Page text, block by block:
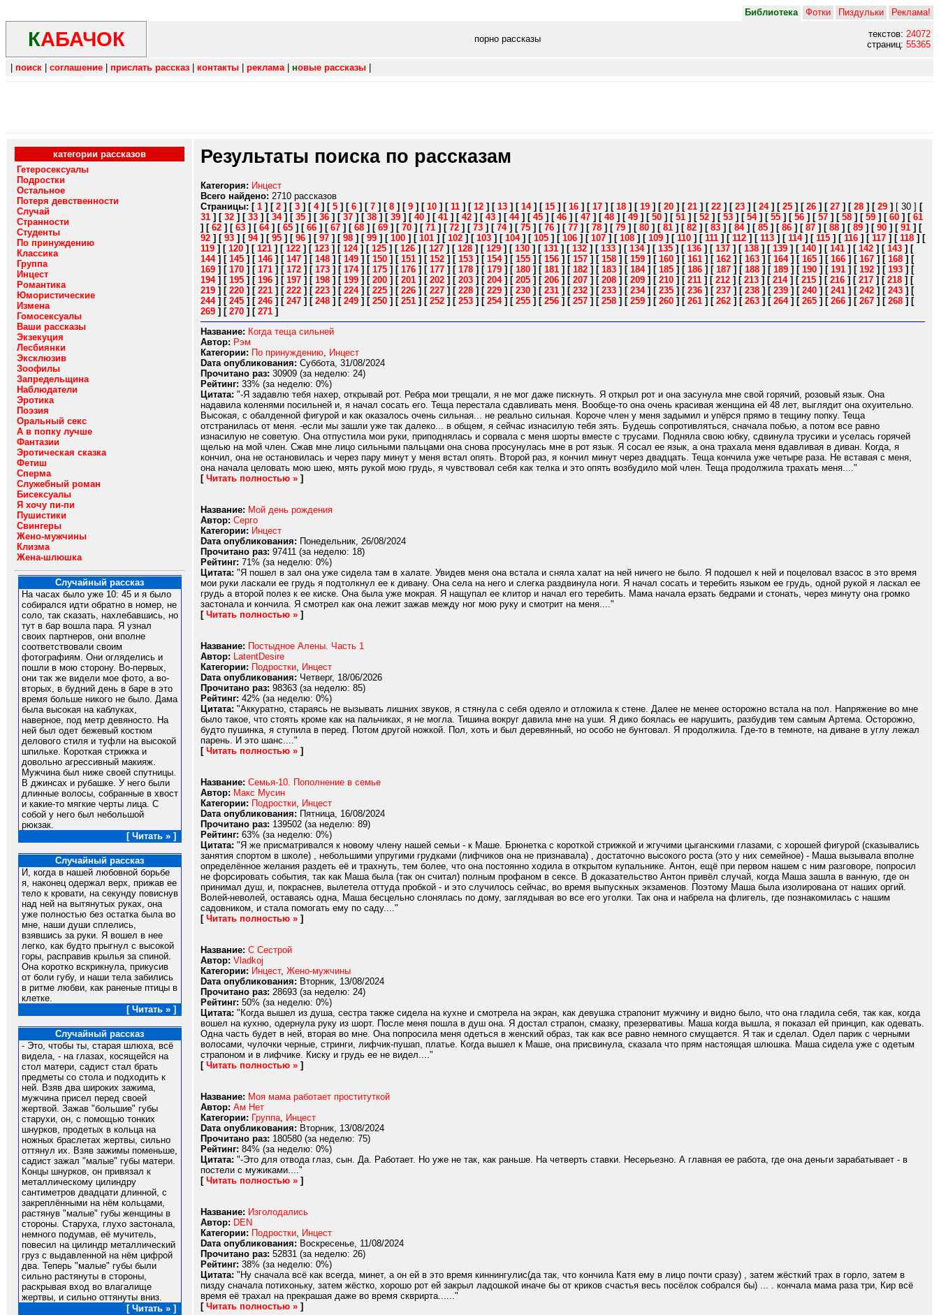
Библиотека Фотки Пиздульки Реклама!
КАБАЧОК порно рассказы текстов: 24072
страниц: 55365
поиск соглашение прислать рассказ контакты реклама| новые рассказы
категории рассказов
Гетеросексуалы
Подростки
Остальное
Потеря девственности
Случай
Странности
Студенты
По принуждению
Классика
Группа
Инцест
Романтика
Юмористические
Измена
Гомосексуалы
Ваши рассказы
Экзекуция
Лесбиянки
Эксклюзив
Зоофилы
Запредельщина
Наблюдатели
Эротика
Поэзия
Оральный секс
А в попку лучше
Фантазии
Эротическая сказка
Фетиш
Сперма
Служебный роман
Бисексуалы
Я хочу пи-пи
Пушистики
Свингеры
Жено-мужчины
Клизма
Жена-шлюшка
Случайный рассказ
На часах было уже 10: 45 и я было
собирался идти обратно в номер, не
соло, так сказать, нахлебавшись, но
тут в бар вошла пара. Я узнал
своих партнеров, они вполне
соответствовали своим
фотографиям. Они огляделись и
пошли в мою сторону. Во-первых,
они так же видели мое фото, а во-
вторых, в будний день в баре в это
время больше никого не было. Дама
была высокая на каблуках,
наверное, под метр девяносто. На
ней был одет бежевый костюм
делового стиля и туфли на высокой
шпильке. Короткая стрижка и
довольно агрессивный макияж.
Мужчина был ниже своей спутницы.
В джинсах и рубашке. У него были
длинные волосы, собранные в хвост
и какие-то мягкие черты лица. С
собой у него был небольшой
рюкзак.
[ Читать » ]
Случайный рассказ
И, когда в нашей любовной борьбе
я, наконец одержал верх, прижав ее
тело к кровати, на секунду повиснув
над ней на вытянутых руках, она
уже полностью без остатка была во
мне, наши души сплелись,
взявшись за руки. Я вошел в нее
легко, как будто прыгнул с высокой
горы, расправив крылья за спиной.
Она коротко вскрикнула, прикусив
от боли губу, и наши тела забились
в ритме любви, как раненые птицы в
клетке.
[ Читать » ]
Случайный рассказ
- Это, чтобы ты, старая шлюха, всё
видела, - на глазах, косящейся на
стол матери, садист стал брать
предметы со стола и подходить к
ней. Взяв два широких зажима,
мужчина присел перед своей
жертвой. Зажав "большие" губы
старухи, он, с помощью тонких
шнурков, продетых в кольца на
ножных браслетах жертвы, сильно
оттянул их. Взяв зажимы поменьше,
садист зажал "малые" губы матери.
Концы шнурков, он привязал к
металлическому цилиндру
сантиметров двадцати длинной, с
закреплёнными на нём кольцами,
растянув "малые" губы женщины в
стороны. Старуха, глухо застонала,
немного подумав, её мучитель,
повесил на цилиндр металлический
груз с выдавленной на нём цифрой
два. Теперь "малые" губы были
сильно растянуты в стороны,
раскрывая вход во влагалище
жертвы, и сильно оттянуты вниз.
[ Читать » ]
Результаты поиска по рассказам
Категория: Инцест
Всего найдено: 2710 рассказов
Страницы: [ 1 ] [ 2 ] [ 3 ] [ 4] [ 5 ] [ 6 ] [ 7 ] [ 8 ] [ 9 ] [ 10 ] [ 11 ] [ 12 ] [ 13 ] [ 14] [ 15 ] [ 16 ] [ 17 ] [ 18 ] [ 19 ] [ 20 ] [ 21 ] [ 22 ] [ 23 ] [ 24] [ 25 ] [ 26 ] [ 27 ] [ 28 ] [ 29 ] [ 30 ] [
31 ] [ 32 ] [ 33 ] [ 34] [ 35 ] [ 36 ] [ 37 ] [ 38 ] [ 39 ] [ 40 ] [ 41 ] [ 42 ] [ 43 ] [ 44] [ 45 ] [ 46 ] [ 47 ] [ 48 ] [ 49 ] [ 50 ] [ 51 ] [ 52 ] [ 53 ] [ 54] [ 55 ] [ 56 ] [ 57 ] [ 58 ] [ 59 ] [ 60 ] [ 61
] [ 62 ] [ 63 ] [ 64] [ 65 ] [ 66 ] [ 67 ] [ 68 ] [ 69 ] [ 70 ] [ 71 ] [ 72 ] [ 73 ] [ 74] [ 75 ] [ 76 ] [ 77 ] [ 78 ] [ 79 ] [ 80 ] [ 81 ] [ 82 ] [ 83 ] [ 84] [ 85 ] [ 86 ] [ 87 ] [ 88 ] [ 89 ] [ 90 ] [ 91 ] [
92 ] [ 93 ] [ 94] [ 95 ] [ 96 ] [ 97 ] [ 98 ] [ 99 ] [ 100 ] [ 101 ] [ 102 ] [ 103 ] [ 104] [ 105 ] [ 106 ] [ 107 ] [ 108 ] [ 109 ] [ 110 ] [ 111 ] [ 112 ] [ 113 ] [ 114] [ 115 ] [ 116 ] [ 117 ] [ 118 ] [
119 ] [ 120 ] [ 121 ] [ 122 ] [ 123 ] [ 124] [ 125 ] [ 126 ] [ 127 ] [ 128 ] [ 129 ] [ 130 ] [ 131 ] [ 132 ] [ 133 ] [ 134] [ 135 ] [ 136 ] [ 137 ] [ 138 ] [ 139 ] [ 140 ] [ 141 ] [ 142 ] [ 143 ] [
144] [ 145 ] [ 146 ] [ 147 ] [ 148 ] [ 149 ] [ 150 ] [ 151 ] [ 152 ] [ 153 ] [ 154] [ 155 ] [ 156 ] [ 157 ] [ 158 ] [ 159 ] [ 160 ] [ 161 ] [ 162 ] [ 163 ] [ 164] [ 165 ] [ 166 ] [ 167 ] [ 168 ] [
169 ] [ 170 ] [ 171 ] [ 172 ] [ 173 ] [ 174] [ 175 ] [ 176 ] [ 177 ] [ 178 ] [ 179 ] [ 180 ] [ 181 ] [ 182 ] [ 183 ] [ 184] [ 185 ] [ 186 ] [ 187 ] [ 188 ] [ 189 ] [ 190 ] [ 191 ] [ 192 ] [ 193 ] [
194] [ 195 ] [ 196 ] [ 197 ] [ 198 ] [ 199 ] [ 200 ] [ 201 ] [ 202 ] [ 203 ] [ 204] [ 205 ] [ 206 ] [ 207 ] [ 208 ] [ 209 ] [ 210 ] [ 211 ] [ 212 ] [ 213 ] [ 214] [ 215 ] [ 216 ] [ 217 ] [ 218 ] [
219 ] [ 220 ] [ 221 ] [ 222 ] [ 223 ] [ 224] [ 225 ] [ 226 ] [ 227 ] [ 228 ] [ 229 ] [ 230 ] [ 231 ] [ 232 ] [ 233 ] [ 234] [ 235 ] [ 236 ] [ 237 ] [ 238 ] [ 239 ] [ 240 ] [ 241 ] [ 242 ] [ 243 ] [
244] [ 245 ] [ 246 ] [ 247 ] [ 248 ] [ 249 ] [ 250 ] [ 251 ] [ 252 ] [ 253 ] [ 254] [ 255 ] [ 256 ] [ 257 ] [ 258 ] [ 259 ] [ 260 ] [ 261 ] [ 262 ] [ 263 ] [ 264] [ 265 ] [ 266 ] [ 267 ] [ 268 ] [
269 ] [ 270 ] [ 271 ]
Название: Когда теща сильней
Автор: Рэм
Категории: По принуждению, Инцест
Dата опубликования: Суббота, 31/08/2024
Прочитано раз: 30909 (за неделю: 24)
Рейтинг: 33% (за неделю: 0%)
Цитата: "-Я задавлю тебя нахер, открывай рот. Ребра мои трещали, я не мог даже пискнуть. Я открыл рот и она засунула мне свой горячий, розовый язык. Она
надавила коленями посильней и, я начал сосать его. Теща перестала сдавливать меня. Вообще-то она очень красивая женщина ей 48 лет, выглядит она охуительно.
Высокая, с обалденной фигурой и как оказалось очень сильная... не реально сильная. Короче член у меня задымил и упёрся прямо в тещину попку. Теща
отстранилась от меня. -если мы зашли уже так далеко... в общем, я сейчас изнасилую тебя зять. Будешь сопротивляться, сначала побью, а потом все равно
изнасилую не советую. Она отпустила мои руки, приподнялась и сорвала с меня шорты вместе с трусами. Подняла свою юбку, сдвинула трусики и уселась горячей
щелью на мой член. Сжав мне лицо сильными пальцами она снова просунулась мне в рот язык. Я сосал ее язык, а она трахала меня вдавливая в диван. Когда, я
кончил, она не остановилась и через пару минут у меня встал опять. Второй раз, я кончил минут через двадцать. Теща кончила уже четыре раза. Не вставая с меня,
она начала целовать мою шею, мять рукой мою грудь, я чувствовал себя как телка и это опять возбудило мой член. Теща продолжила трахать меня...."
[ Читать полностью » ]
Название: Мой день рождения
Автор: Серго
Категории: Инцест
Dата опубликования: Понедельник, 26/08/2024
Прочитано раз: 97411 (за неделю: 18)
Рейтинг: 71% (за неделю: 0%)
Цитата: "Я пошел в зал она уже сидела там в халате. Увидев меня она встала и сняла халат на ней ничего не было. Я подошел к ней и поцеловал взасос в это время
мои руки ласкали ее грудь я подтолкнул ее к дивану. Она села на него и слегка раздвинула ноги. Я начал сосать и теребить языком ее грудь, одной рукой я ласкал ее
грудь а второй полез к ее киске. Она была уже мокрая. Я нащупал ее клитор и начал его теребить. Мама начала ерзать бедрами и стонать, через минуту она громко
застонала и кончила. Я смотрел как она лежит зажав между ног мою руку и смотрит на меня...."
[ Читать полностью » ]
Название: Постыдное Алены. Часть 1
Автор: LatentDesire
Категории: Подростки, Инцест
Dата опубликования: Четверг, 18/06/2026
Прочитано раз: 98363 (за неделю: 85)
Рейтинг: 42% (за неделю: 0%)
Цитата: "Аккуратно, стараясь не вызывать лишних звуков, я стянула с себя одеяло и отложила к стене. Далее не менее осторожно встала на пол. Напряжение во мне
было такое, что стоять кроме как на пальчиках, я не могла. Тишина вокруг давила мне на уши. Я дико боялась ее нарушить, разбудив тем самым Артема. Осторожно,
будто пушинка, я ступила в перед. Потом другой ножкой. Пол, хоть и был деревянный, но особо не бунтовал. Я продолжила. Где-то в темноте, на диване в углу лежал
парень. И это шанс...."
[ Читать полностью » ]
Название: Семья-10. Пополнение в семье
Автор: Макс Мусин
Категории: Подростки, Инцест
Dата опубликования: Пятница, 16/08/2024
Прочитано раз: 139502 (за неделю: 89)
Рейтинг: 63% (за неделю: 0%)
Цитата: "Я же присматривался к новому члену нашей семьи - к Маше. Брюнетка с короткой стрижкой и жгучими цыганскими глазами, с хорошей фигурой (сказывались
занятия спортом в школе) , небольшими упругими грудками (лифчиков она не признавала) , достаточно высокого роста (это у них семейное) - Маша вызывала вполне
определённое желания раздеть её и трахнуть, тем более, что она постоянно ходила в открытом купальнике. Антон, ещё при первом нашем с ним разговоре, попросил
не форсировать события, так как Маша была (так он считал) полным профаном в сексе. В доказательство Антон привёл случай, когда Маша зашла в ванную, где он
принимал душ, и, покраснев, вылетела оттуда пробкой - и это случилось сейчас, во время выпускных экзаменов. Поэтому Маша была изолирована от наших оргий.
Волей-неволей, оставаясь одна, Маша бесцельно слонялась по дому, заглядывая во все его уголки. Так она и набрела на флигель, где познакомилась с нашим
садовником, и стала помогать ему по саду...."
[ Читать полностью » ]
Название: С Сестрой
Автор: Vladkoj
Категории: Инцест, Жено-мужчины
Dата опубликования: Вторник, 13/08/2024
Прочитано раз: 28693 (за неделю: 24)
Рейтинг: 50% (за неделю: 0%)
Цитата: "Когда вышел из душа, сестра также сидела на кухне и смотрела на экран, как девушка страпонит мужчину и видно было, что она гладила себя, так как, когда
вошел на кухню, одернула руку из шорт. После меня пошла в душ она. Я достал страпон, смазку, презервативы. Маша когда вышла, я показал ей принцип, как одевать.
Одна часть будет в ней, вторая во мне. Она попросила меня одеться в женский образ, так как все равно немного смущается. Я так и сделал. Одел парик с черными
волосами, чулочки черные, стринги, лифчик-пушап, платье. Когда вышел к Маше, она присвинула, сказала что прям настоящая шлюшка. Маша сидела уже с одетым
страпоном и в лифчике. Киску и грудь ее не видел...."
[ Читать полностью » ]
Название: Моя мама работает проституткой
Автор: Ам Нет
Категории: Группа, Инцест
Dата опубликования: Вторник, 13/08/2024
Прочитано раз: 180580 (за неделю: 75)
Рейтинг: 84% (за неделю: 0%)
Цитата: "-Это для отвода глаз, сын. Да. Работает. Но уже не так, как раньше. На четверть ставки. Несерьезно. А главная ее работа, где она деньги зарабатывает - в
постели с мужиками...."
[ Читать полностью » ]
Название: Изголодались
Автор: DEN
Категории: Подростки, Инцест
Dата опубликования: Воскресенье, 11/08/2024
Прочитано раз: 52831 (за неделю: 26)
Рейтинг: 38% (за неделю: 0%)
Цитата: "Ну сначала всё как всегда, минет, а он ей в это время киннингулис(да так, что кончила Катя ему в лицо почти сразу) , затем жёсткий трах в горло, затем в
пизду сначала потихоньку, затем жёстко, хорошо рот ей закрыл ладошкой иначе бы от криков счастья весь посёлок собрался бы) ... . кончала мама раза три, Кир всё
время её трахал на прекрашая даже во время скврирта......"
[ Читать полностью » ]